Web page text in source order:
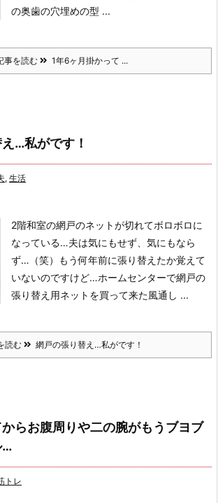
の奥歯の穴埋めの型 ...
事を読む 1年6ヶ月掛かって ...
…私がです！
, 生活
2階和室の網戸のネットが切れてボロボロに
なっている…夫は気にもせず、気にもなら
ず…（笑）
もう何年前に張り替えたか覚えて
いないのですけど…ホームセンターで網戸の
張り替え用ネットを買って来た風通し ...
読む 網戸の張り替え…私がです！
らお腹周りや二の腕がもうブヨブ
…
トレ